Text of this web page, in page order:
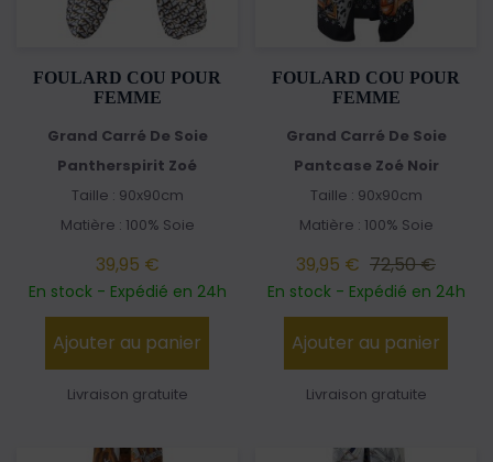
FOULARD COU POUR
FEMME
Grand Carré De Soie
Pantherspirit Zoé
Taille : 90x90cm
Matière : 100% Soie
39,95 €
En stock - Expédié en 24h
Ajouter au panier
Livraison gratuite
FOULARD COU POUR
FEMME
Grand Carré De Soie
Pantcase Zoé Noir
Taille : 90x90cm
Matière : 100% Soie
39,95 € 72,50 €
En stock - Expédié en 24h
Ajouter au panier
Livraison gratuite